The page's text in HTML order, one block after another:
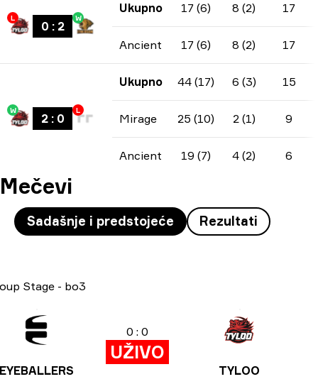
L
0 : 2
W
Ukupno 17 (6) 8 (2) 17
Ancient 17 (6) 8 (2) 17
W
2: 0
L
Ukupno 44 (17) 6 (3) 15
Mirage 25 (10) 2 (1) 9
Ancient 19 (7) 4 (2) 6
Mečevi
Sadašnje i predstojeće Rezultati
Stage - bo3
0 : 0
UŽIVO
TYLOO